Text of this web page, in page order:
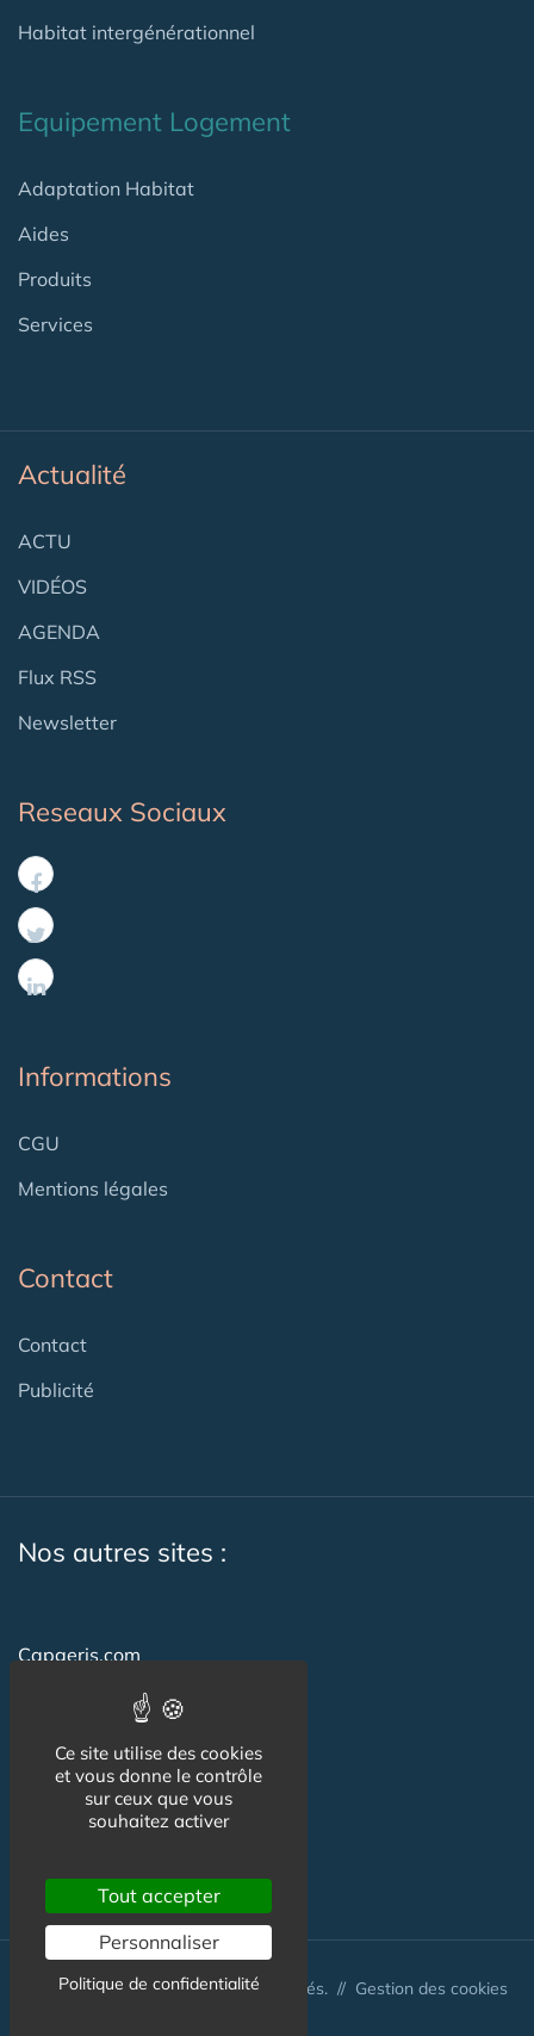
Habitat intergénérationnel
Equipement Logement
Adaptation Habitat
Aides
Produits
Services
Actualité
ACTU
VIDÉOS
AGENDA
Flux RSS
Newsletter
Reseaux Sociaux
Informations
CGU
Mentions légales
Contact
Contact
Publicité
Nos autres sites :
Capgeris.com
Seniorissimmo.com
Emploi-formation-sante.com
Aidant.info
Creche-et-naissance.com
Co-Living & Co-Working
© Australis 2026 - Tous droits réservés. // Gestion des cookies
Ce site utilise des cookies
et vous donne le contrôle
sur ceux que vous
souhaitez activer
Tout accepter
Personnaliser
Politique de confidentialité